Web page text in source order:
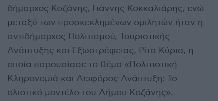
δήμαρχος Κοζάνης, Γιάννης Κοκκαλιάρης, ενώ
μεταξύ των προσκεκλημένων ομιλητών ήταν η
αντιδήμαρχος Πολιτισμού, Τουριστικής
Ανάπτυξης και Εξωστρέφειας, Ρίτα Κύρια, η
οποία παρουσίασε το θέμα «Πολιτιστική
Κληρονομιά και Αειφόρος Ανάπτυξη: Το
ολιστικό μοντέλο του Δήμου Κοζάνης».